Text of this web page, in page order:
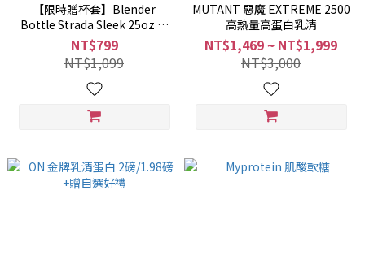
【限時贈杯套】Blender
Bottle Strada Sleek 25oz 不
鏽鋼保冰搖搖杯 【史努比聯名
款-小鳥飛飛飛】
NT$799
NT$1,099
MUTANT 惡魔 EXTREME 2500
高熱量高蛋白乳清
NT$1,469 ~ NT$1,999
NT$3,000